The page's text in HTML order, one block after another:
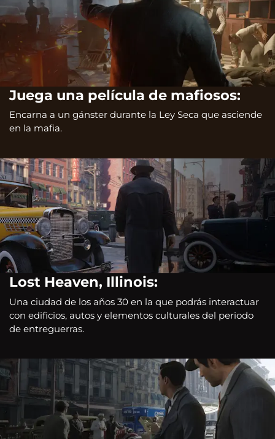
Juega una película de mafiosos:
Encarna a un gánster durante la Ley Seca que asciende
en la mafia.
Lost Heaven, Illinois:
Una ciudad de los años 30 en la que podrás interactuar
con edificios, autos y elementos culturales del periodo
de entreguerras.